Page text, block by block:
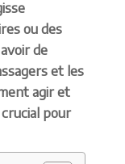
ou des
de
et les
agir et
pour